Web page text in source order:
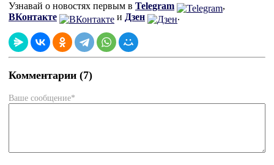
Узнавай о новостях первым в Telegram
,
ВКонтакте
и Дзен .
Комментарии (7)
Ваше сообщение*